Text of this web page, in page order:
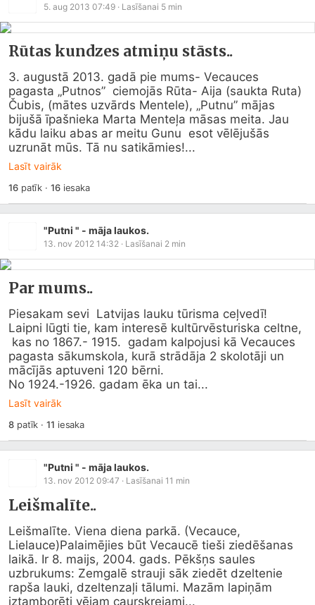
5. aug 2013 07:49 · Lasīšanai 5 min
Rūtas kundzes atmiņu stāsts..
3. augustā 2013. gadā pie mums- Vecauces
pagasta „Putnos”  ciemojās Rūta- Aija (saukta Ruta)
Čubis, (mātes uzvārds Mentele), „Putnu” mājas
bijušā īpašnieka Marta Menteļa māsas meita. Jau
kādu laiku abas ar meitu Gunu  esot vēlējušās
uzrunāt mūs. Tā nu satikāmies!...
Lasīt vairāk
16patīk · 16iesaka
"Putni " - māja laukos.
13. nov 2012 14:32 · Lasīšanai 2 min
Par mums..
Piesakam sevi  Latvijas lauku tūrisma ceļvedī!
Laipni lūgti tie, kam interesē kultūrvēsturiska celtne,
pagasta sākumskola, kurā strādāja 2 skolotāji un
mācījās aptuveni 120 bērni.
No 1924.-1926. gadam ēka un tai...
Lasīt vairāk
8patīk ·11 iesaka
"Putni " - māja laukos.
13. nov 2012 09:47 · Lasīšanai 11 min
Leišmalīte..
Leišmalīte. Viena diena parkā. (Vecauce,
Lielauce)Palaimējies būt Vecaucē tieši ziedēšanas
laikā. Ir 8. maijs, 2004. gads. Pēkšņs saules
uzbrukums: Zemgalē strauji sāk ziedēt dzeltenie
rapša lauki, dzeltenzaļi tālumi. Mazām lapiņām
iztamborēti vējam caurskrejami...